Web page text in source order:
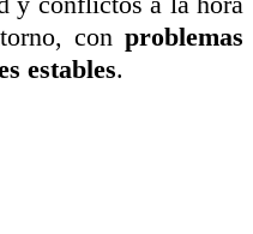
con problemas
estables.